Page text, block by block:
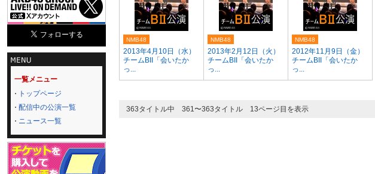
一覧メニュー
トップページ
配信中の公演一覧
ニュース一覧
2013年4月10日（水）
チームBII「会いたか
っ...
NMB48
2013年2月12日（火）
チームBII「会いたか
っ...
NMB48
2012年11月9日（金）
チームBII「会いたか
っ...
NMB48
363タイトル中 361〜363タイトル 13ページ目を表示